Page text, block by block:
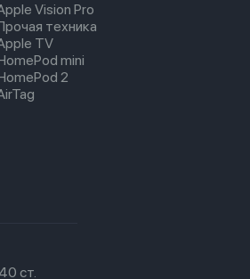
Vision Pro
техника
TV
mini
2
ст.